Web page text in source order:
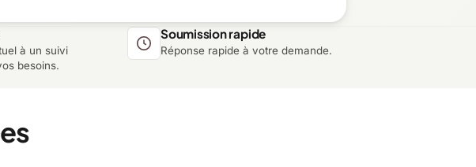
Mauricie
du-Québec
à un suivi
besoins.
Soumission rapide
Réponse rapide à votre demande.